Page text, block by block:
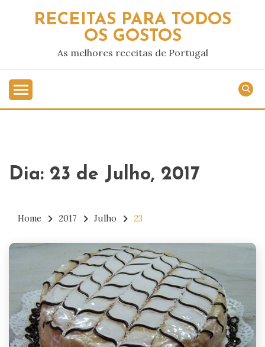
RECEITAS PARA TODOS
OS GOSTOS
As melhores receitas de Portugal
Dia: 23 de Julho, 2017
Home 2017 Julho 23